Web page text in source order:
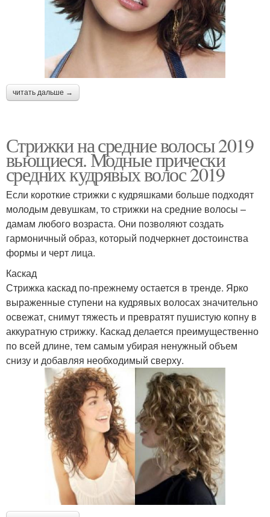
читать дальше →
Стрижки на средние волосы 2019
вьющиеся. Модные прически
средних кудрявых волос 2019
Если короткие стрижки с кудряшками больше подходят
молодым девушкам, то стрижки на средние волосы –
дамам любого возраста. Они позволяют создать
гармоничный образ, который подчеркнет достоинства
формы и черт лица.
Каскад
Стрижка каскад по-прежнему остается в тренде. Ярко
выраженные ступени на кудрявых волосах значительно
освежат, снимут тяжесть и превратят пушистую копну в
аккуратную стрижку. Каскад делается преимущественно
по всей длине, тем самым убирая ненужный объем
снизу и добавляя необходимый сверху.